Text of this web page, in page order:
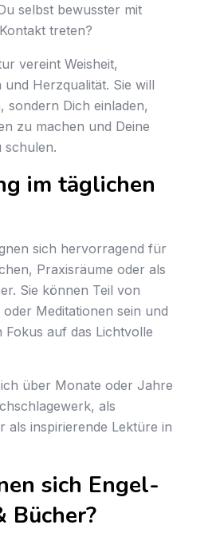
selbst bewusster mit
treten?
vereint Weisheit,
Herzqualität. Sie will
sondern Dich einladen,
zu machen und Deine
schulen.
im täglichen
sich hervorragend für
Praxisräume oder als
Sie können Teil von
oder Meditationen sein und
Fokus auf das Lichtvolle
über Monate oder Jahre
als
als inspirierende Lektüre in
sich Engel-
Bücher?